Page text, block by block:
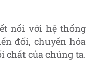
nối với hệ thống
đổi, chuyển hóa
chất của chúng ta.